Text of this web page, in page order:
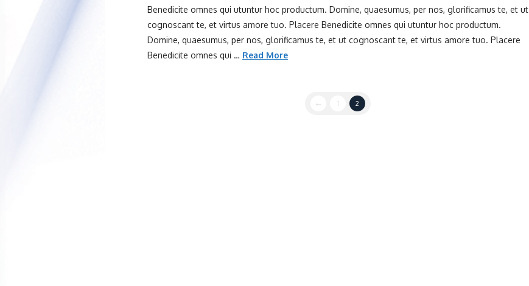
Benedicite omnes qui utuntur hoc productum. Domine, quaesumus, per nos, glorificamus te, et ut
cognoscant te, et virtus amore tuo. Placere Benedicite omnes qui utuntur hoc productum.
Domine, quaesumus, per nos, glorificamus te, et ut cognoscant te, et virtus amore tuo. Placere
Benedicite omnes qui … Read More
← 1 2